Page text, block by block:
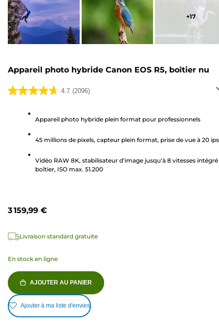
+17
Appareil photo hybride Canon EOS R5, boîtier nu
4.7 (2096)
4.7
étoiles.
Appareil photo hybride plein format pour professionnels
45 millions de pixels, capteur plein format, prise de vue à 20 ips
Vidéo RAW 8K, stabilisateur d'image jusqu'à 8 vitesses intégré
boîtier, ISO max. 51.200
3 159,99 €
Livraison standard gratuite
En stock en ligne
AJOUTER AU PANIER
Ajouter à ma liste d'envies